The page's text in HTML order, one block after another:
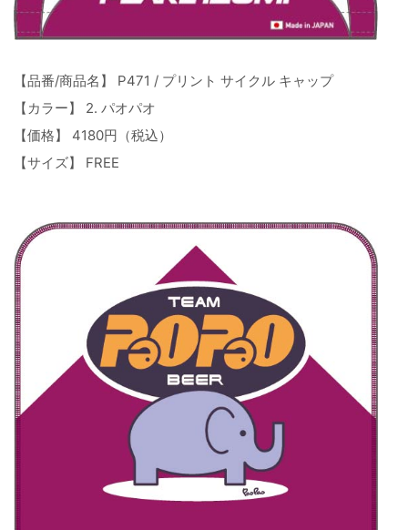
【品番/商品名】 P471 / プリント サイクル キャップ
【カラー】 2. パオパオ
【価格】 4180円（税込）
【サイズ】 FREE